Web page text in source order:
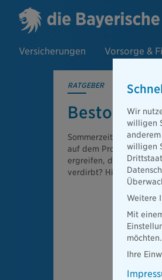
Versicherungen Vorsorge &
RATGEBER
Bestohlen
Sommerzeit ist
auf dem Programm.
ergreifen, damit auch
verdirbt? Hier steht‘s!
Wir
willigen
willigen
Weitere
Mit
möchten.
Ihre